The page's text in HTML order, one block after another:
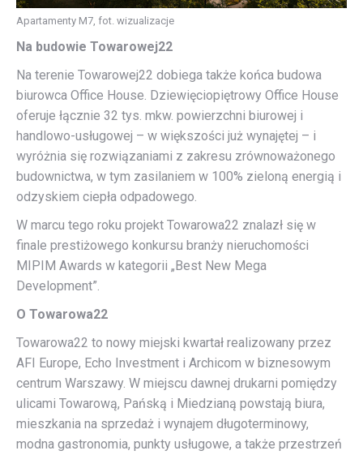
Apartamenty M7, fot. wizualizacje
Na budowie Towarowej22
Na terenie Towarowej22 dobiega także końca budowa
biurowca Office House. Dziewięciopiętrowy Office House
oferuje łącznie 32 tys. mkw. powierzchni biurowej i
handlowo-usługowej – w większości już wynajętej – i
wyróżnia się rozwiązaniami z zakresu zrównoważonego
budownictwa, w tym zasilaniem w 100% zieloną energią i
odzyskiem ciepła odpadowego.
W marcu tego roku projekt Towarowa22 znalazł się w
finale prestiżowego konkursu branży nieruchomości
MIPIM Awards w kategorii „Best New Mega
Development”.
O Towarowa22
Towarowa22 to nowy miejski kwartał realizowany przez
AFI Europe, Echo Investment i Archicom w biznesowym
centrum Warszawy. W miejscu dawnej drukarni pomiędzy
ulicami Towarową, Pańską i Miedzianą powstają biura,
mieszkania na sprzedaż i wynajem długoterminowy,
modna gastronomia, punkty usługowe, a także przestrzeń